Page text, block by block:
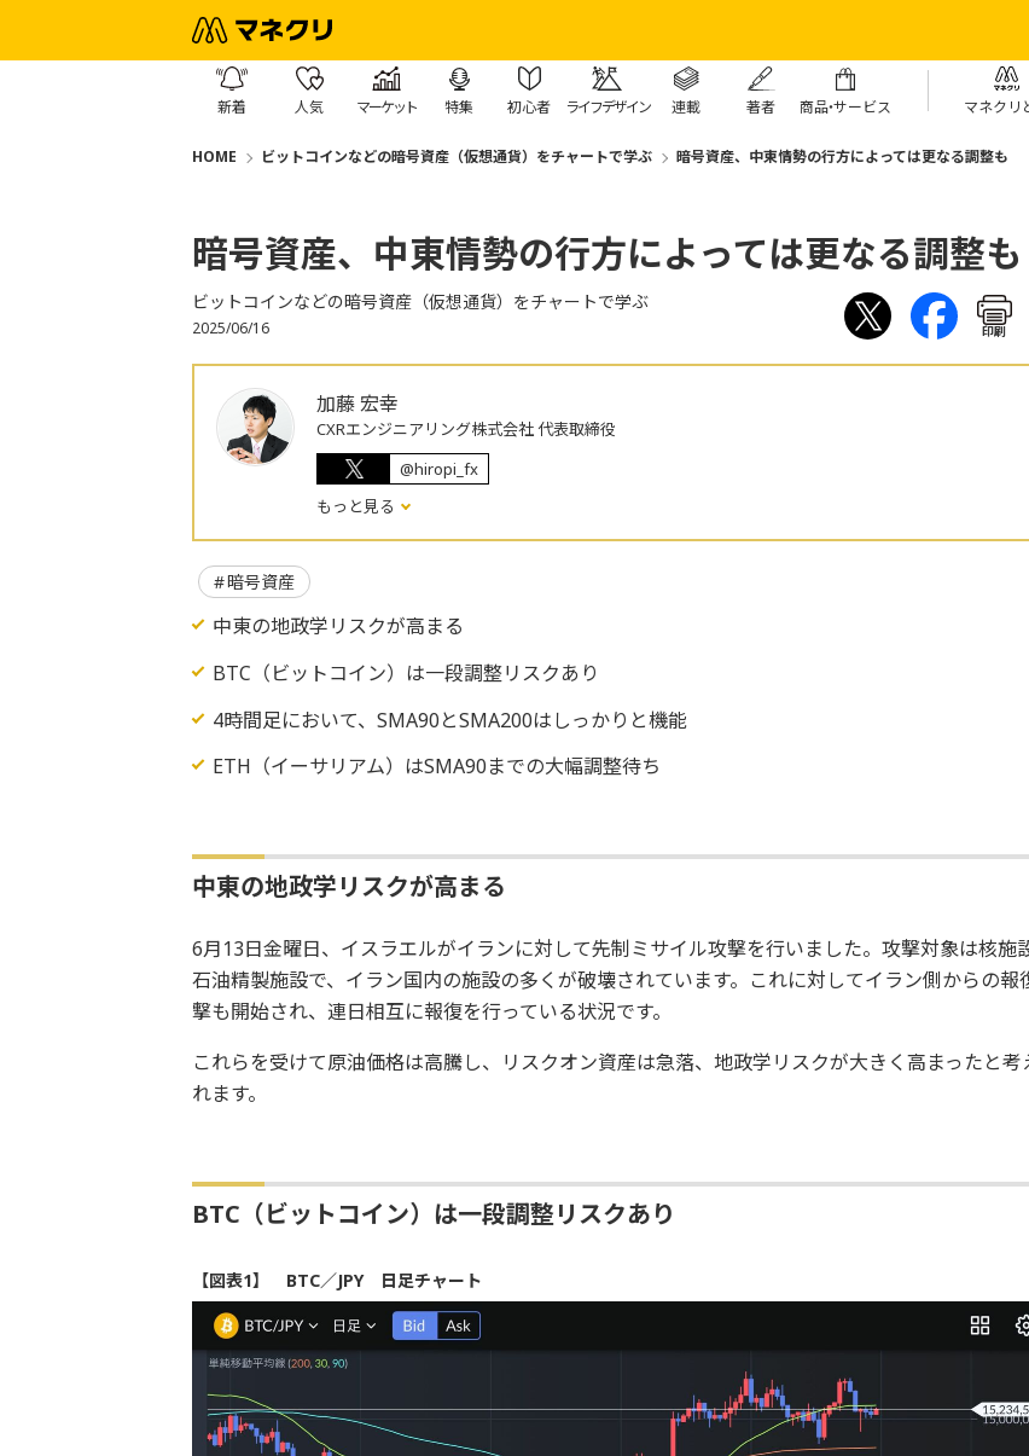
新着 人気 マーケット 特集 初心者 ライフデザイン 連載 著者 商品・サービス マネクリ
HOME ビットコインなどの暗号資産（仮想通貨）をチャートで学ぶ 暗号資産、中東情勢の行方によっては更なる調整も
暗号資産、中東情勢の行方によっては更なる調整も
ビットコインなどの暗号資産（仮想通貨）をチャートで学ぶ
2025/06/16 印刷
加藤 宏幸
CXRエンジニアリング株式会社 代表取締役
@hiropi_fx
もっと見る
暗号資産
中東の地政学リスクが高まる
BTC（ビットコイン）は一段調整リスクあり
4時間足において、SMA90とSMA200はしっかりと機能
ETH（イーサリアム）はSMA90までの大幅調整待ち
中東の地政学リスクが高まる
6月13日金曜日、イスラエルがイランに対して先制ミサイル攻撃を行いました。攻撃対象は核施
石油精製施設で、イラン国内の施設の多くが破壊されています。これに対してイラン側からの報
撃も開始され、連日相互に報復を行っている状況です。
これらを受けて原油価格は高騰し、リスクオン資産は急落、地政学リスクが大きく高まったと考
れます。
BTC（ビットコイン）は一段調整リスクあり
【図表1】 BTC／JPY 日足チャート